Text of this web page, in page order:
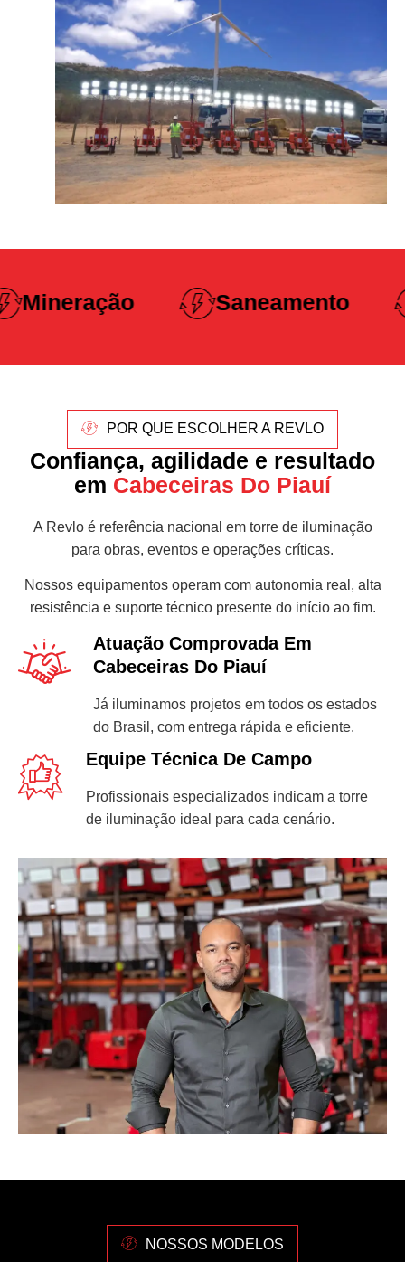
Saneamento
Construção
Pesada
POR QUE ESCOLHER A REVLO
Confiança, agilidade e resultado
em Cabeceiras Do Piauí
A Revlo é referência nacional em torre de iluminação
para obras, eventos e operações críticas.
Nossos equipamentos operam com autonomia real, alta
resistência e suporte técnico presente do início ao fim.
Atuação Comprovada Em
Cabeceiras Do Piauí
Já iluminamos projetos em todos os estados
do Brasil, com entrega rápida e eficiente.
Equipe Técnica De Campo
Profissionais especializados indicam a torre
de iluminação ideal para cada cenário.
NOSSOS MODELOS